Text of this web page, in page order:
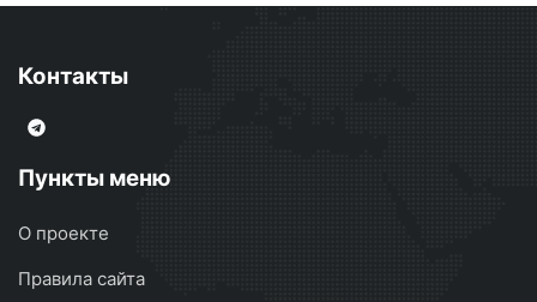
Контакты
Пункты меню
О проекте
Правила сайта